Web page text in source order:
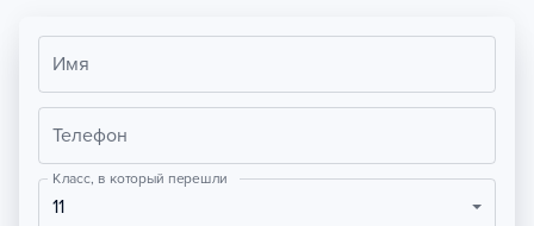
Имя
Телефон
Класс, в который перешли
11